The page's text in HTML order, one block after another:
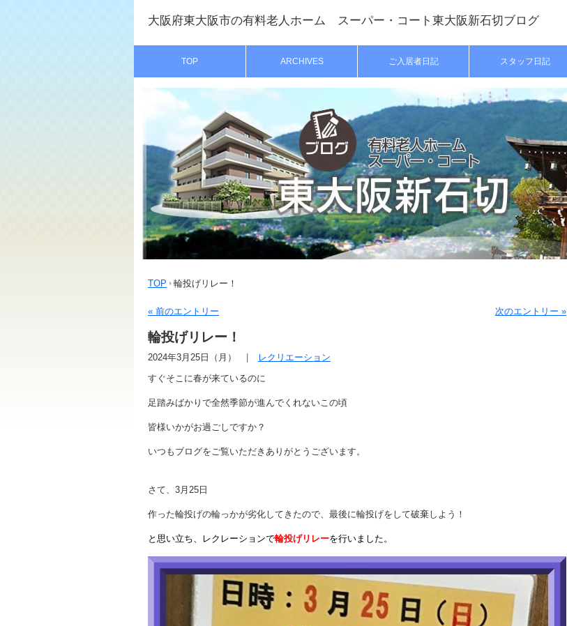
大阪府東大阪市の有料老人ホーム スーパー・コート東大阪新石切ブログ
TOP ARCHIVES ご入居者日記 スタッフ日記
TOP 輪投げリレー！
« 前のエントリー 次のエントリー »
輪投げリレー！
2024年3月25日（月）
レクリエーション
すぐそこに春が来ているのに
足踏みばかりで全然季節が進んでくれないこの頃
皆様いかがお過ごしですか？
いつもブログをご覧いただきありがとうございます。
さて、3月25日
作った輪投げの輪っかが劣化してきたので、最後に輪投げをして破棄しよう！
と思い立ち、レクレーションで輪投げリレーを行いました。